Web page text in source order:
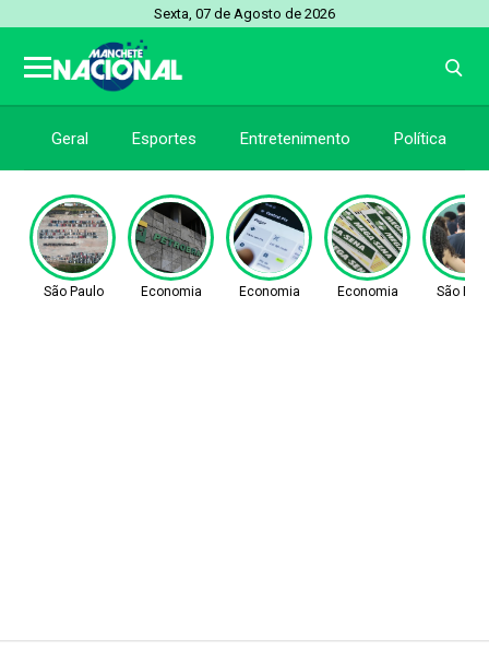
Sexta, 07 de Agosto de 2026
Geral Esportes Entretenimento Política
São Paulo Economia Economia Economia São